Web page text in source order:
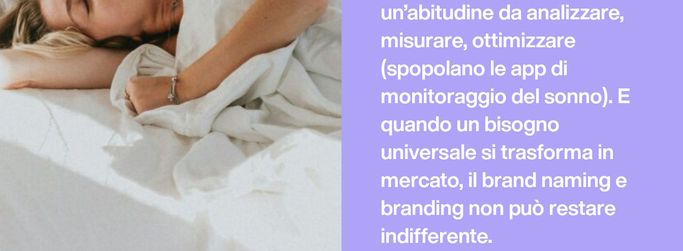
un’abitudine da analizzare,
misurare, ottimizzare
(spopolano le app di
monitoraggio del sonno). E
quando un bisogno
universale si trasforma in
mercato, il brand naminge
brandingnon può restare
indifferente.